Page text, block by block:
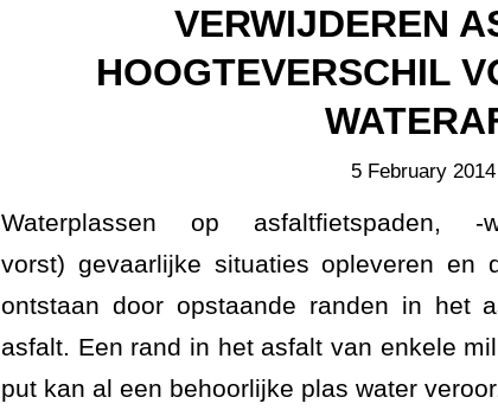
VERWIJDEREN
HOOGTEVERSCHIL
5 February 2014
Waterplassen op asfaltfietspaden,
vorst) gevaarlijke situaties opleveren en
ontstaan door opstaande randen in het
asfalt. Een rand in het asfalt van enkele
put kan al een behoorlijke plas water